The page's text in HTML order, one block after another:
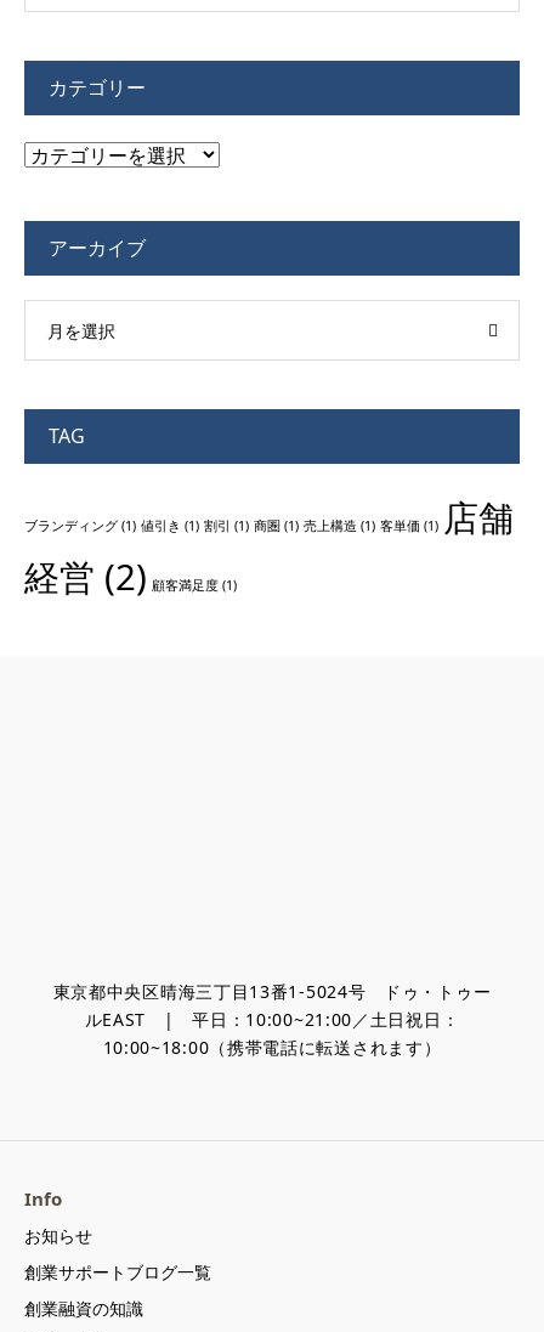
カテゴリー
カ
ゴ
アーカイブ
月を選択
TAG
ブランディング (1) 値引き (1) 割引 (1) 商圏 (1) 売上構造 (1) 客単価 (1) 店舗
経営 (2) 顧客満足度 (1)
東京都中央区晴海三丁目13番1-5024号 ドゥ・トゥー
ルEAST | 平日：10:00~21:00／土日祝日：
10:00~18:00（携帯電話に転送されます）
Info
お知らせ
創業サポートブログ一覧
創業融資の知識